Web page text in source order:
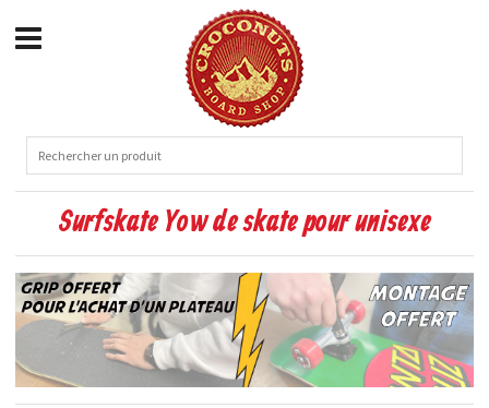
Surfskate Yow de skate pour unisexe